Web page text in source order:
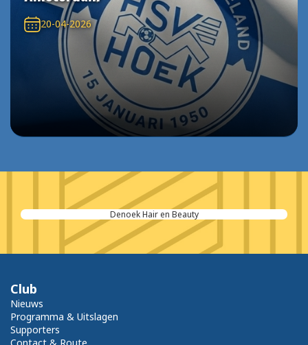
20-04-2026
Denoek Hair en Beauty
Club
Nieuws
Programma & Uitslagen
Supporters